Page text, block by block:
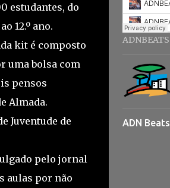
estudantes, do
ao 12.º ano.
kit é composto
uma bolsa com
pensos
Almada.
Juventude de
pelo jornal
aulas por não
ADNBEATS
ADN Beats